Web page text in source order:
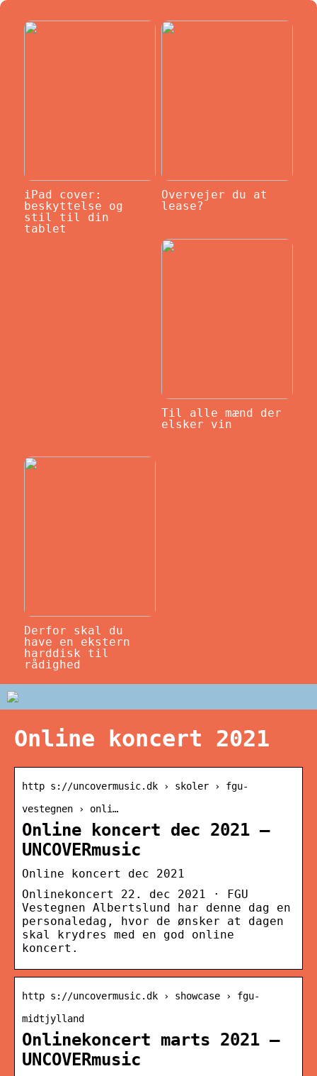
iPad cover:
beskyttelse og
stil til din
tablet
Overvejer du at
lease?
Til alle mænd der
elsker vin
Derfor skal du
have en ekstern
harddisk til
rådighed
Online koncert 2021
http s://uncovermusic.dk › skoler › fgu-
vestegnen › onli…
Online koncert dec 2021 –
UNCOVERmusic
Online koncert dec 2021
Onlinekoncert 22. dec 2021 · FGU
Vestegnen Albertslund har denne dag en
personaledag, hvor de ønsker at dagen
skal krydres med en god online
koncert.
http s://uncovermusic.dk › showcase › fgu-
midtjylland
Onlinekoncert marts 2021 –
UNCOVERmusic